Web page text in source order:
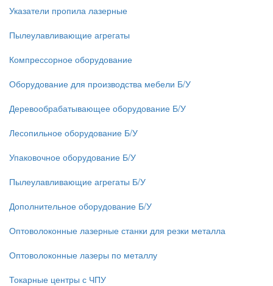
Указатели пропила лазерные
Пылеулавливающие агрегаты
Компрессорное оборудование
Оборудование для производства мебели Б/У
Деревообрабатывающее оборудование Б/У
Лесопильное оборудование Б/У
Упаковочное оборудование Б/У
Пылеулавливающие агрегаты Б/У
Дополнительное оборудование Б/У
Оптоволоконные лазерные станки для резки металла
Оптоволоконные лазеры по металлу
Токарные центры с ЧПУ